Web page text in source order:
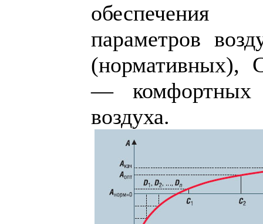
параметров
— комфортных
воздуха.